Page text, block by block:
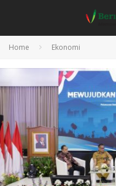
Home Ekonomi